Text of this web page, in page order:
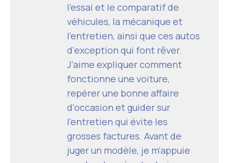
l'essai et le comparatif de
véhicules, la mécanique et
l'entretien, ainsi que ces autos
d'exception qui font rêver.
J'aime expliquer comment
fonctionne une voiture,
repérer une bonne affaire
d'occasion et guider sur
l'entretien qui évite les
grosses factures. Avant de
juger un modèle, je m'appuie